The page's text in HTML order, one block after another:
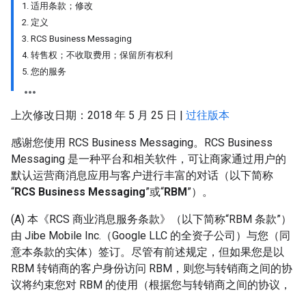
1. 适用条款；修改
2. 定义
3. RCS Business Messaging
4. 转售权；不收取费用；保留所有权利
5. 您的服务
上次修改日期：2018 年 5 月 25 日 | 过往版本
感谢您使用 RCS Business Messaging。RCS Business
Messaging 是一种平台和相关软件，可让商家通过用户的
默认运营商消息应用与客户进行丰富的对话（以下简称
“RCS Business Messaging”或“RBM”）。
(A) 本《RCS 商业消息服务条款》（以下简称“RBM 条款”）
由 Jibe Mobile Inc.（Google LLC 的全资子公司）与您（同
意本条款的实体）签订。尽管有前述规定，但如果您是以
RBM 转销商的客户身份访问 RBM，则您与转销商之间的协
议将约束您对 RBM 的使用（根据您与转销商之间的协议，